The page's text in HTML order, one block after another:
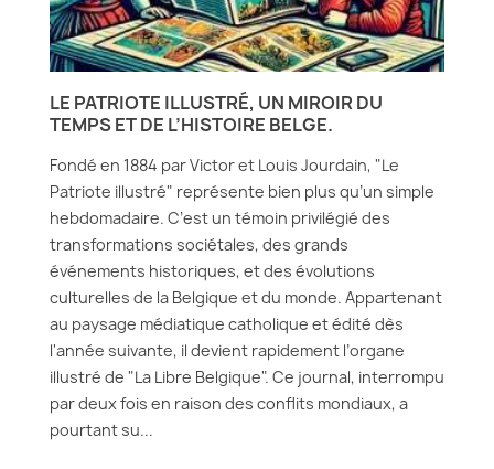
LE PATRIOTE ILLUSTRÉ, UN MIROIR DU
TEMPS ET DE L’HISTOIRE BELGE.
Fondé en 1884 par Victor et Louis Jourdain, "Le
Patriote illustré" représente bien plus qu’un simple
hebdomadaire. C’est un témoin privilégié des
transformations sociétales, des grands
événements historiques, et des évolutions
culturelles de la Belgique et du monde. Appartenant
au paysage médiatique catholique et édité dès
l'année suivante, il devient rapidement l’organe
illustré de "La Libre Belgique". Ce journal, interrompu
par deux fois en raison des conflits mondiaux, a
pourtant su...